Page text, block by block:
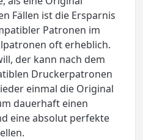
Fällen ist die Ersparnis
Patronen im
oft erheblich.
der kann nach dem
Druckerpatronen
einmal die Original
dauerhaft einen
eine absolut perfekte